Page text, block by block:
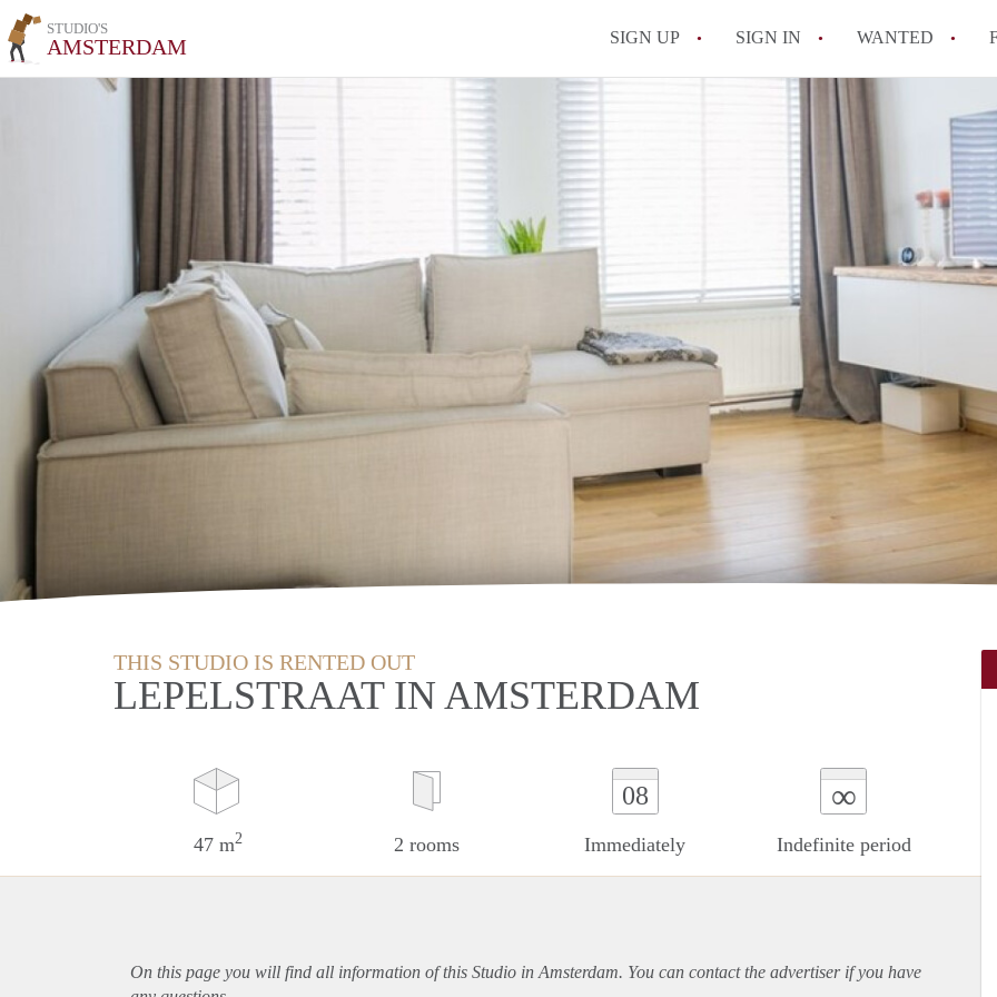
STUDIO'S
AMSTERDAM SIGN UP SIGN IN WANTED
All FAQs
THIS STUDIO IS RENTED OUT
LEPELSTRAAT IN AMSTERDAM
47 m2 2 rooms
08
Immediately
∞
Indefinite period
On this page you will find all information of this Studio in Amsterdam. You can contact the advertiser if you have